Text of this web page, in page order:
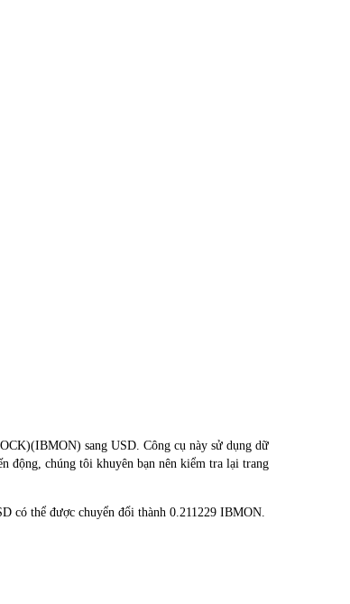
sang USD. Công cụ này sử dụng dữ
động, chúng tôi khuyên bạn nên kiểm tra lại trang
có thể được chuyển đổi thành 0.211229 IBMON.